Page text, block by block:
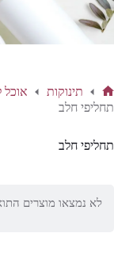
דף
תינוקות
אוכל
תחליפי חלב
תחליפי חלב
לא נמצאו מוצרים